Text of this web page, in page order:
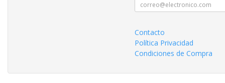
Contacto
Política Privacidad
Condiciones de Compra